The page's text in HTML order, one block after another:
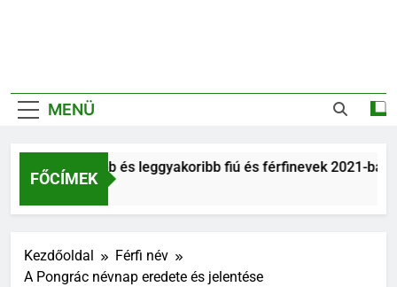
MENÜ
FŐCÍMEK
Legnépszerűbb és leggyakoribb fiú és férfinevek 2021-ban
6 Év Ezelőtt
Kezdőoldal
Férfi név
A Pongrác névnap eredete és jelentése